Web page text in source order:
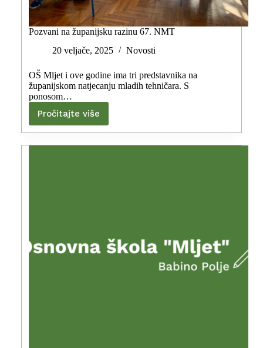
Pozvani na županijsku razinu 67. NMT
20 veljače, 2025
Novosti
OŠ Mljet i ove godine ima tri predstavnika na
županijskom natjecanju mladih tehničara. S
ponosom…
Pročitajte više